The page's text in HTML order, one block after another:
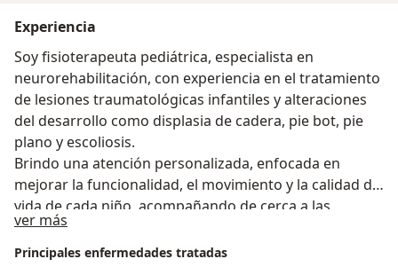
Experiencia
Soy fisioterapeuta pediátrica, especialista en
neurorehabilitación, con experiencia en el tratamiento
de lesiones traumatológicas infantiles y alteraciones
del desarrollo como displasia de cadera, pie bot, pie
plano y escoliosis.
Brindo una atención personalizada, enfocada en
mejorar la funcionalidad, el movimiento y la calidad de
vida de cada niño, acompañando de cerca a las
familias durante todo el proceso terapéutico.
ver más
Principales enfermedades tratadas